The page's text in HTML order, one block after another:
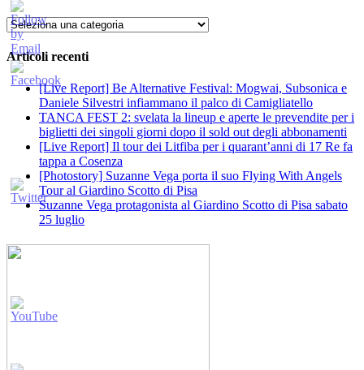
Categorie
Articoli recenti
[Live Report] Be Alternative Festival: Mogwai, Subsonica e
Daniele Silvestri infiammano il palco di Camigliatello
TANCA FEST 2: svelata la lineup e aperte le prevendite per i
biglietti dei singoli giorni dopo il sold out degli abbonamenti
[Live Report] Il tour dei Litfiba per i quarant’anni di 17 Re fa
tappa a Cosenza
[Photostory] Suzanne Vega porta il suo Flying With Angels
Tour al Giardino Scotto di Pisa
Suzanne Vega protagonista al Giardino Scotto di Pisa sabato
25 luglio